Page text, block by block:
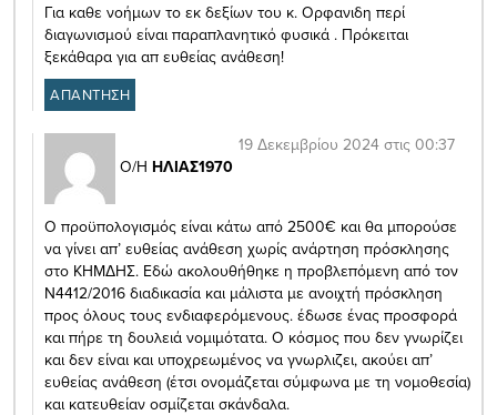
Για καθε νοήμων το εκ δεξίων του κ. Ορφανιδη περί
διαγωνισμού είναι παραπλανητικό φυσικά . Πρόκειται
ξεκάθαρα για απ ευθείας ανάθεση!
ΑΠΑΝΤΗΣΗ
Ο/Η ΗΛΙΑΣ1970
19 Δεκεμβρίου 2024 στις 00:37
Ο προϋπολογισμός είναι κάτω από 2500€ και θα μπορούσε
να γίνει απ’ ευθείας ανάθεση χωρίς ανάρτηση πρόσκλησης
στο ΚΗΜΔΗΣ. Εδώ ακολουθήθηκε η προβλεπόμενη από τον
Ν4412/2016 διαδικασία και μάλιστα με ανοιχτή πρόσκληση
προς όλους τους ενδιαφερόμενους. έδωσε ένας προσφορά
και πήρε τη δουλειά νομιμότατα. Ο κόσμος που δεν γνωρίζει
και δεν είναι και υποχρεωμένος να γνωρλιζει, ακούει απ’
ευθείας ανάθεση (έτσι ονομάζεται σύμφωνα με τη νομοθεσία)
και κατευθείαν οσμίζεται σκάνδαλα.